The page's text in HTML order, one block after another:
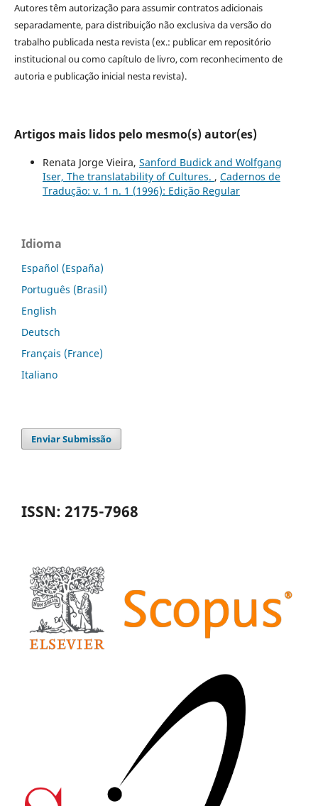
Autores têm autorização para assumir contratos adicionais
separadamente, para distribuição não exclusiva da versão do
trabalho publicada nesta revista (ex.: publicar em repositório
institucional ou como capítulo de livro, com reconhecimento de
autoria e publicação inicial nesta revista).
Artigos mais lidos pelo mesmo(s) autor(es)
Renata Jorge Vieira, Sanford Budick and Wolfgang
Iser, The translatability of Cultures. , Cadernos de
Tradução: v. 1 n. 1 (1996): Edição Regular
Idioma
Español (España)
Português (Brasil)
English
Deutsch
Français (France)
Italiano
Enviar Submissão
ISSN: 2175-7968